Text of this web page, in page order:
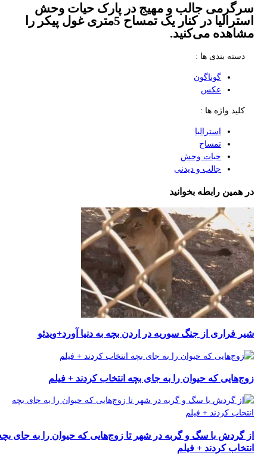
سرگرمی جالب و مهیج در پارک حیات وحش
استرالیا در کنار یک تمساح 5متری غول پیکر را
مشاهده می‌کنید.
دسته بندی ها :
گوناگون
عکس
کلید واژه ها :
استرالیا
تمساح
حیات وحش
جالب و دیدنی
در همین رابطه بخوانید
شیر فراری از جنگ سوریه در اردن بچه به دنیا آورد+ویدئو
زوج‌هایی که حیوان را به جای بچه انتخاب کردند + فیلم
از گردش با سگ و گربه در شهر تا زوج‌هایی که حیوان را به جای بچه
انتخاب کردند + فیلم